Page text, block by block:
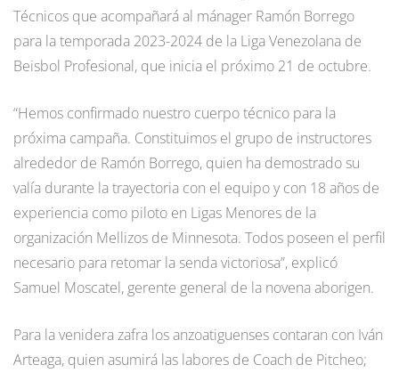
Técnicos que acompañará al mánager Ramón Borrego
para la temporada 2023-2024 de la Liga Venezolana de
Beisbol Profesional, que inicia el próximo 21 de octubre.
“Hemos confirmado nuestro cuerpo técnico para la
próxima campaña. Constituimos el grupo de instructores
alrededor de Ramón Borrego, quien ha demostrado su
valía durante la trayectoria con el equipo y con 18 años de
experiencia como piloto en Ligas Menores de la
organización Mellizos de Minnesota. Todos poseen el perfil
necesario para retomar la senda victoriosa”, explicó
Samuel Moscatel, gerente general de la novena aborigen.
Para la venidera zafra los anzoatiguenses contaran con Iván
Arteaga, quien asumirá las labores de Coach de Pitcheo;